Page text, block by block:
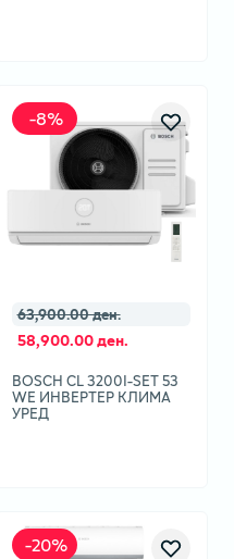
-8%
63,900.00 ден.
58,900.00 ден.
BOSCH CL 3200I-SET 53
WE ИНВЕРТЕР КЛИМА
УРЕД
-20%